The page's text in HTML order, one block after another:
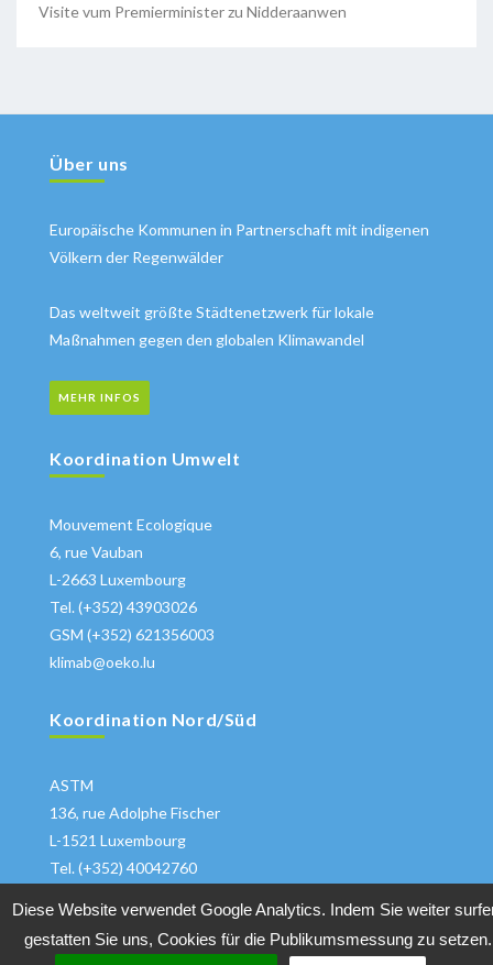
Visite vum Premierminister zu Nidderaanwen
Über uns
Europäische Kommunen in Partnerschaft mit indigenen
Völkern der Regenwälder
Das weltweit größte Städtenetzwerk für lokale
Maßnahmen gegen den globalen Klimawandel
MEHR INFOS
Koordination Umwelt
Mouvement Ecologique
6, rue Vauban
L-2663 Luxembourg
Tel. (+352) 43903026
GSM (+352) 621356003
klimab@oeko.lu
Koordination Nord/Süd
ASTM
136, rue Adolphe Fischer
L-1521 Luxembourg
Tel. (+352) 40042760
Diese Website verwendet Google Analytics. Indem Sie weiter
gestatten Sie uns, Cookies für die Publikumsmessung zu setzen.